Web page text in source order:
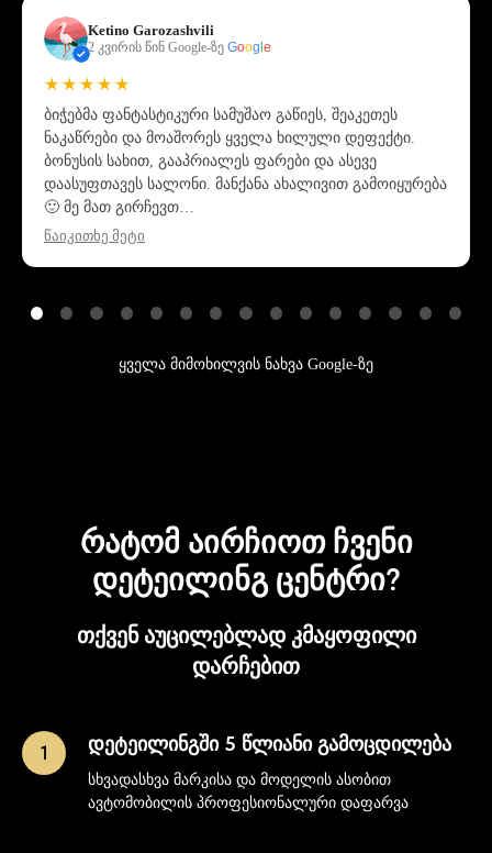
Ketino Garozashvili
2 კვირის წინ Google-ზე Google
★★★★★
ბიჭებმა ფანტასტიკური სამუშაო გაწიეს, შეაკეთეს
ნაკაწრები და მოაშორეს ყველა ხილული დეფექტი.
ბონუსის სახით, გააპრიალეს ფარები და ასევე
დაასუფთავეს სალონი. მანქანა ახალივით გამოიყურება
🙂 მე მათ გირჩევთ…
წაიკითხე მეტი
ყველა მიმოხილვის ნახვა Google-ზე
რატომ აირჩიოთ ჩვენი
დეტეილინგ ცენტრი?
თქვენ აუცილებლად კმაყოფილი
დარჩებით
დეტეილინგში 5 წლიანი გამოცდილება
სხვადასხვა მარკისა და მოდელის ასობით
ავტომობილის პროფესიონალური დაფარვა